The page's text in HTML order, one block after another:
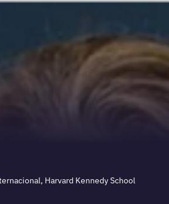
Harvard Kennedy School